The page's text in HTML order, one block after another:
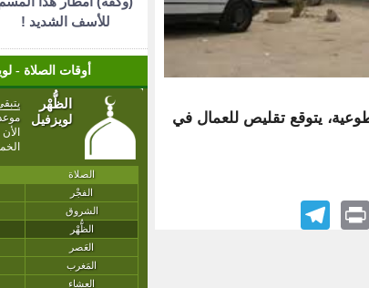
يتوقع تقليص للعمال في
WhatsApp
Print
للأسف الشديد !
أوقات الصلاة -